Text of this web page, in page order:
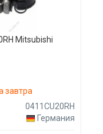
Mitsubishi
завтра
0411CU20RH
Германия